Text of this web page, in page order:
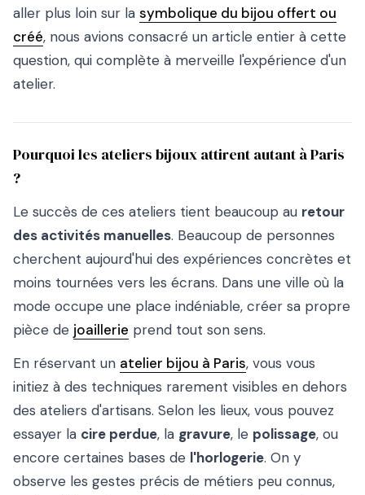
aller plus loin sur la symbolique du bijou offert ou
créé, nous avions consacré un article entier à cette
question, qui complète à merveille l'expérience d'un
atelier.
Pourquoi les ateliers bijoux attirent autant à Paris
?
Le succès de ces ateliers tient beaucoup au retour
des activités manuelles. Beaucoup de personnes
cherchent aujourd'hui des expériences concrètes et
moins tournées vers les écrans. Dans une ville où la
mode occupe une place indéniable, créer sa propre
pièce de joaillerie prend tout son sens.
En réservant un atelier bijou à Paris, vous vous
initiez à des techniques rarement visibles en dehors
des ateliers d'artisans. Selon les lieux, vous pouvez
essayer la cire perdue, la gravure, le polissage, ou
encore certaines bases de l'horlogerie. On y
observe les gestes précis de métiers peu connus,